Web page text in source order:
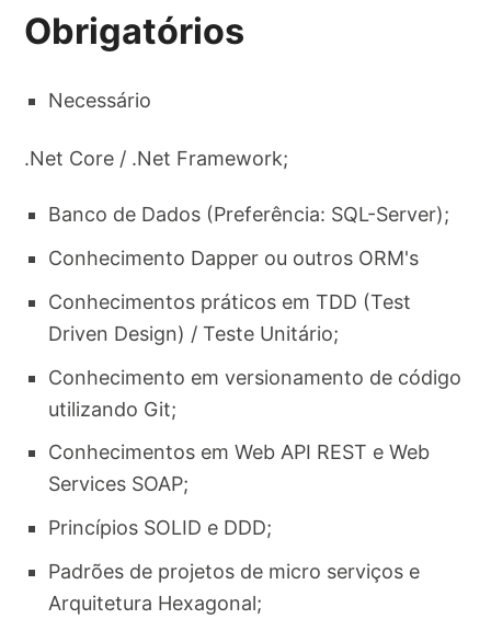
Obrigatórios
Necessário
.Net Core / .Net Framework;
Banco de Dados (Preferência: SQL-Server);
Conhecimento Dapper ou outros ORM's
Conhecimentos práticos em TDD (Test
Driven Design) / Teste Unitário;
Conhecimento em versionamento de código
utilizando Git;
Conhecimentos em Web API REST e Web
Services SOAP;
Princípios SOLID e DDD;
Padrões de projetos de micro serviços e
Arquitetura Hexagonal;